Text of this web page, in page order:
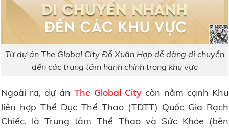
Từ dự án The Global City Đỗ Xuân Hợp dễ dàng di chuyển
đến các trung tâm hành chính trong khu vực
Ngoài ra, dự án The Global City còn nằm cạnh Khu
liên hợp Thể Dục Thể Thao (TDTT) Quốc Gia Rạch
Chiếc, là Trung tâm Thể Thao và Sức Khỏe (bên